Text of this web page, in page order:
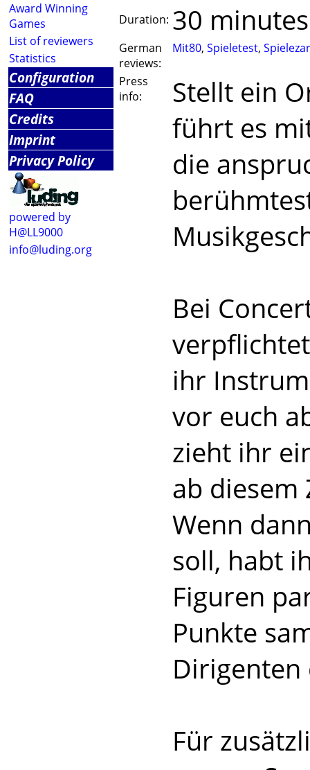
Award Winning
Games
List of reviewers
Statistics
Configuration
FAQ
Credits
Imprint
Privacy Policy
powered by
H@LL9000
info@luding.org
Duration: 30 minutes
German
reviews:
Mit80, Spieletest, Spielezar
Press
info:
Stellt ein
führt es
die
Bei
ihr
vor euch
zieht ihr
ab
Wenn
soll, habt
Figuren
Punkte
Dirigenten
Für